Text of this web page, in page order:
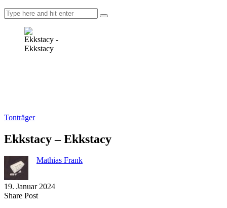
Tonträger
Ekkstacy – Ekkstacy
Mathias Frank
19. Januar 2024
Share PostShare
Copy
Send